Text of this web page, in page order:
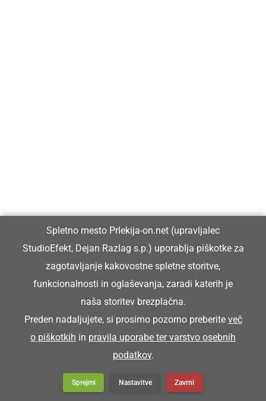
Spletno mesto Prlekija-on.net (upravljalec
StudioEfekt, Dejan Razlag s.p.) uporablja piškotke za
zagotavljanje kakovostne spletne storitve,
funkcionalnosti in oglaševanja, zaradi katerih je
naša storitev brezplačna.
Preden nadaljujete, si prosimo pozorno preberite več
o piškotkih in pravila uporabe ter varstvo osebnih
podatkov.
Sprejmi Nastavitve Zavrni